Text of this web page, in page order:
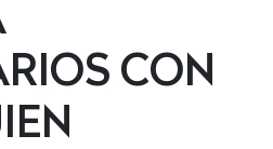
CON